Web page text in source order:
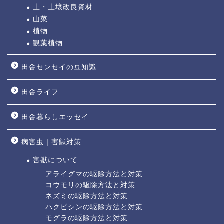
土・土壌改良資材
山菜
植物
観葉植物
田舎センセイの豆知識
田舎ライフ
田舎暮らしエッセイ
病害虫 | 害獣対策
害獣について
アライグマの駆除方法と対策
コウモリの駆除方法と対策
ネズミの駆除方法と対策
ハクビシンの駆除方法と対策
モグラの駆除方法と対策